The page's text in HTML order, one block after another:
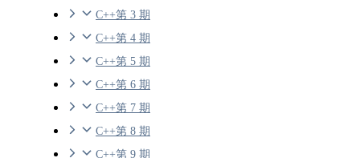
C++第 3 期
C++第 4 期
C++第 5 期
C++第 6 期
C++第 7 期
C++第 8 期
C++第 9 期